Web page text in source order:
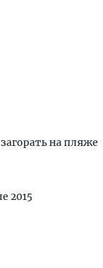
на пляже
2015